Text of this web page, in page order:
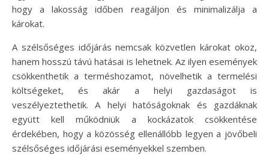
hogy a lakosság időben reagáljon és minimalizálja a
károkat.
A szélsőséges időjárás nemcsak közvetlen károkat okoz,
hanem hosszú távú hatásai is lehetnek. Az ilyen események
csökkenthetik a terméshozamot, növelhetik a termelési
költségeket, és akár a helyi gazdaságot is
veszélyeztethetik. A helyi hatóságoknak és gazdáknak
együtt kell működniük a kockázatok csökkentése
érdekében, hogy a közösség ellenállóbb legyen a jövőbeli
szélsőséges időjárási eseményekkel szemben.